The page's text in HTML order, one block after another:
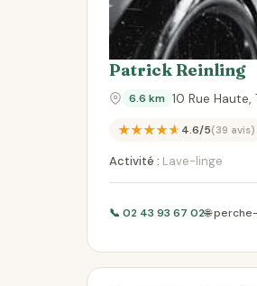
Patrick Reinling
6.6 km 10 Rue
★★★★★4.6/5(39 avis)
Activité : Lave-linge
📞 02 43 93 67 02🌐